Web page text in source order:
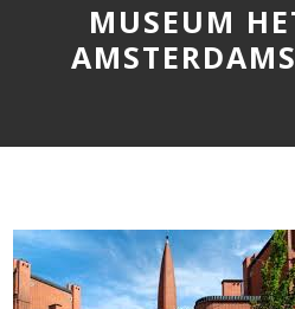
MUSEUM